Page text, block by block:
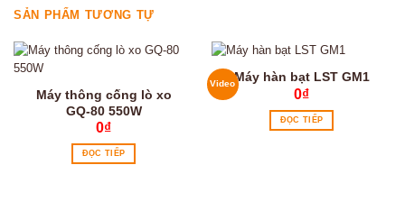
SẢN PHẨM TƯƠNG TỰ
Máy thông cống lò xo
GQ-80 550W
0₫
ĐỌC TIẾP
VideoMáy hàn bạt LST GM1
0₫
ĐỌC TIẾP